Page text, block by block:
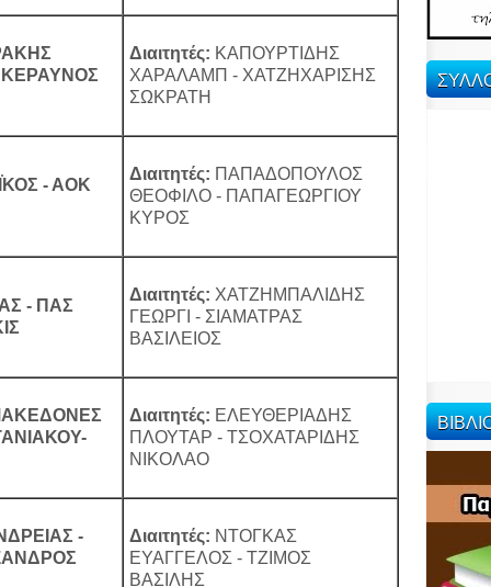
Διαιτητές: ΚΑΠΟΥΡΤΙΔΗΣ
ΧΑΡΑΛΑΜΠ - ΧΑΤΖΗΧΑΡΙΣΗΣ
ΣΩΚΡΑΤΗ
- ΑΟΚ
Διαιτητές: ΠΑΠΑΔΟΠΟΥΛΟΣ
ΘΕΟΦΙΛΟ - ΠΑΠΑΓΕΩΡΓΙΟΥ
ΚΥΡΟΣ
- ΠΑΣ
Διαιτητές: ΧΑΤΖΗΜΠΑΛΙΔΗΣ
ΓΕΩΡΓΙ - ΣΙΑΜΑΤΡΑΣ
ΒΑΣΙΛΕΙΟΣ
Διαιτητές: ΕΛΕΥΘΕΡΙΑΔΗΣ
ΠΛΟΥΤΑΡ - ΤΣΟΧΑΤΑΡΙΔΗΣ
ΝΙΚΟΛΑΟ
-
Διαιτητές: ΝΤΟΓΚΑΣ
ΕΥΑΓΓΕΛΟΣ - ΤΖΙΜΟΣ
ΒΑΣΙΛΗΣ